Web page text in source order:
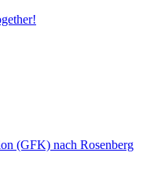
(GFK) nach Rosenberg